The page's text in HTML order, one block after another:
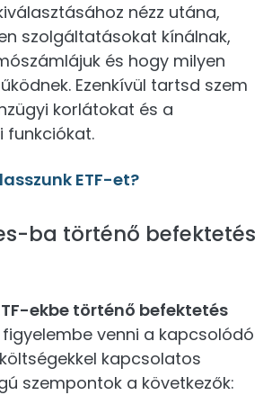
nézz utána,
szolgáltatásokat kínálnak,
és hogy milyen
Ezenkívül tartsd szem
korlátokat és a
funkciókat.
ETF-et?
ba történő befektetés
ekbe történő befektetés
venni a kapcsolódó
kapcsolatos
szempontok a következők: